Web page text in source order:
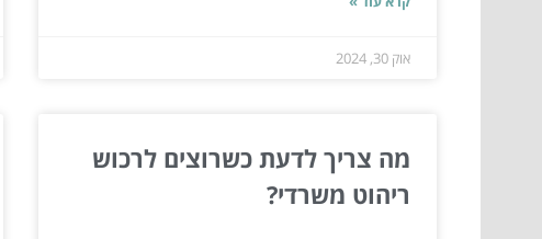
אוק 30, 2024
מה צריך לדעת כשרוצים לרכוש
ריהוט משרדי?